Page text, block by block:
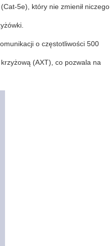
5e), który nie zmienił niczego
o częstotliwości 500
(AXT), co pozwala na